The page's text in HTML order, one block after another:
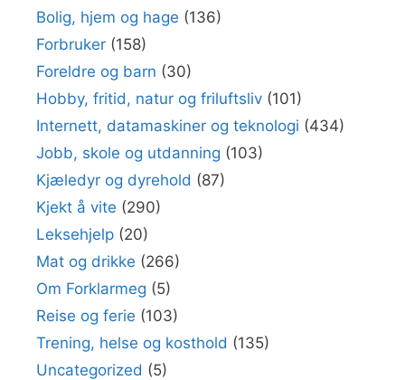
Bolig, hjem og hage (136)
Forbruker (158)
Foreldre og barn (30)
Hobby, fritid, natur og friluftsliv (101)
Internett, datamaskiner og teknologi (434)
Jobb, skole og utdanning (103)
Kjæledyr og dyrehold (87)
Kjekt å vite (290)
Leksehjelp (20)
Mat og drikke (266)
Om Forklarmeg (5)
Reise og ferie (103)
Trening, helse og kosthold (135)
Uncategorized (5)